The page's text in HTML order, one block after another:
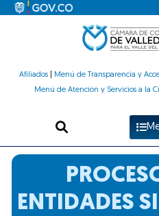
Afiliados| Menú de Transparencia y
Menú de Atención y Servicios a la
ENTIDADES